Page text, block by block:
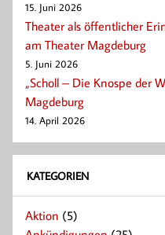
15. Juni 2026
Theater als öffentlicher
am Theater Magdeburg
5. Juni 2026
„Scholl – Die Knospe der
Magdeburg
14. April 2026
KATEGORIEN
Aktion (5)